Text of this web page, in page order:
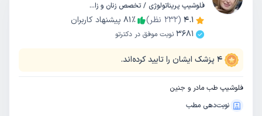
فلوشیپ پریناتولوژی / تخصص زنان و زایمان
4.1
(
232 نظر) 81٪
پیشنهاد کاربران
3681 نوبت موفق در دکترتو
4 پزشک ایشان را تایید کرده‌اند.
فلوشیپ طب مادر و جنین
نوبت‌دهی مطب